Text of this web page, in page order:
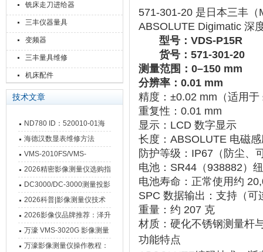
铣床走刀进给器
三丰仪器量具
变频器
三丰量具维修
机床配件
技术文章
ND780 ID：520010-01海
德汉数显表故障维修内容
海德汉数显表维修方法
VMS-2010FS/VMS-
3020FS/VMS-4030FS手动
影像测量仪技术参数
2026精密影像测量仪选购指
南 靠谱品牌一站式选型推荐
DC3000/DC-3000测量投影
仪万濠数据处理器数显表故
障维修方法
2026科普|影像测量仪技术
原理、分类及选型应用
2026影像仪品牌推荐：泽升
影像测量仪选型指南
万濠 VMS-3020G 影像测量
仪技术规格与应用解析
万濠影像测量仪操作教程：
571-301-20 是日本三丰
ABSOLUTE Digimatic 深
型号：VDS-P15R
货号：571-301-20
测量范围 ‌：‌ 0–150 mm
分辨率 ‌：‌ 0.01 mm
精度 ‌：‌ ±0.02 mm （适用
重复性 ‌：‌ 0.01 mm
显示 ‌：‌ LCD 数字显示
长度 ‌：‌ ABSOLUTE 电磁
防护等级 ‌：‌ IP67 （防尘、
电池 ‌：‌ SR44（938882）
电池寿命 ‌：‌ 正常使用约
SPC 数据输出 ‌：‌ 支持 （
重量 ‌：‌ 约 207 克
材质 ‌：‌ 硬化不锈钢测量杆
功能特点